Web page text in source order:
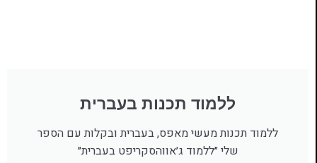
ללמוד תכנות בעברית
ללמוד תכנות מעשי מאפס, בעברית ובקלות עם הספר
שלי ״ללמוד ג׳אווהסקריפט בעברית״